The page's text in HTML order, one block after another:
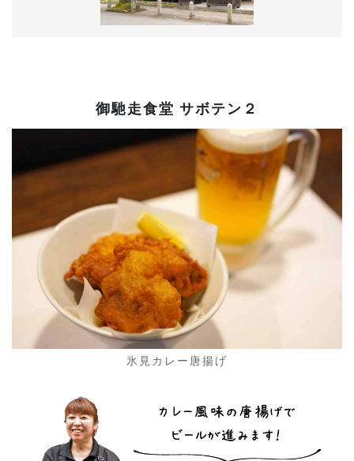
御馳走食堂 サボテン２
氷見カレー唐揚げ